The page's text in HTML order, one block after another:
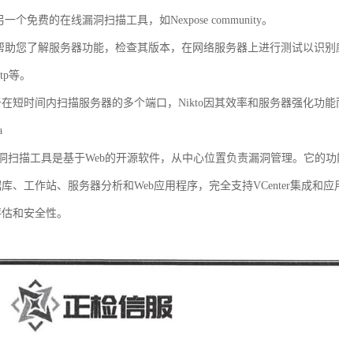
个免费的在线漏洞扫描工具，如Nexpose community。
助您了解服务器功能，检查其版本，在网络服务器上进行测试以识别
等。
短时间内扫描服务器的多个端口，Nikto因其效率和服务器强化功能
扫描工具是基于Web的开源软件，从中心位置负责漏洞管理。它的
、工作站、服务器分析和Web应用程序，完全支持VCenter集成和
和安全性。